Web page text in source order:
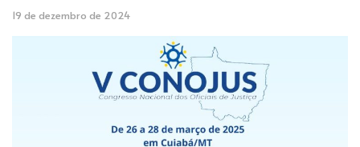
19 de dezembro de 2024